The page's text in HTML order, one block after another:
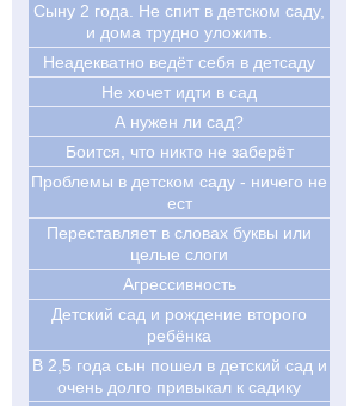
Cыну 2 года. Не спит в детском саду,
и дома трудно уложить.
Неадекватно ведёт себя в детсаду
Не хочет идти в сад
А нужен ли сад?
Боится, что никто не заберёт
Проблемы в детском саду - ничего не
ест
Переставляет в словах буквы или
целые слоги
Агрессивность
Детский сад и рождение второго
ребёнка
В 2,5 года сын пошел в детский сад и
очень долго привыкал к садику